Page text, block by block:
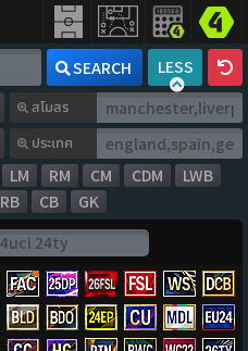
SEARCH LESS
สโมสร
ประเทศ
LM RM CM CDM
LWB
RB CB GK